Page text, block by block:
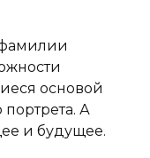
основой
портрета. А
и будущее.